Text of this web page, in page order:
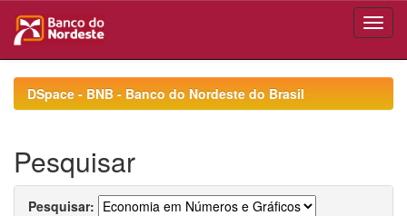
navigationDSpace - BNB - Banco do Nordeste do Brasil
Pesquisar
Pesquisar: